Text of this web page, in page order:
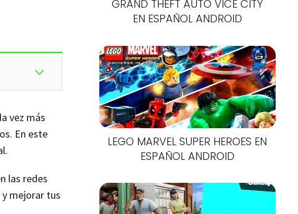
vez más
En este
las redes
mejorar tus
GRAND THEFT AUTO VICE CITY
EN ESPAÑOL ANDROID
LEGO MARVEL SUPER HEROES EN
ESPAÑOL ANDROID